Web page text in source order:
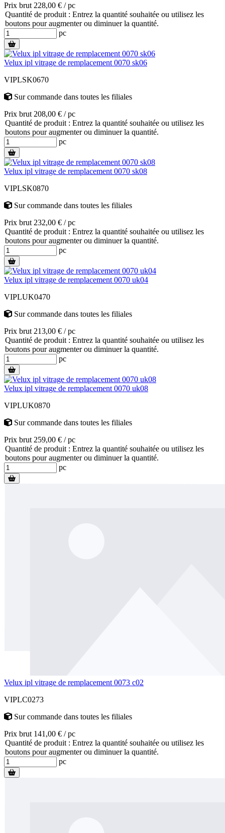
Prix brut 228,00 € / pc
Quantité de produit : Entrez la quantité souhaitée ou utilisez les
boutons pour augmenter ou diminuer la quantité.
pc
Velux ipl vitrage de remplacement 0070 sk06
VIPLSK0670
Sur commande dans toutes les filiales
Prix brut 208,00 € / pc
Quantité de produit : Entrez la quantité souhaitée ou utilisez les
boutons pour augmenter ou diminuer la quantité.
pc
Velux ipl vitrage de remplacement 0070 sk08
VIPLSK0870
Sur commande dans toutes les filiales
Prix brut 232,00 € / pc
Quantité de produit : Entrez la quantité souhaitée ou utilisez les
boutons pour augmenter ou diminuer la quantité.
pc
Velux ipl vitrage de remplacement 0070 uk04
VIPLUK0470
Sur commande dans toutes les filiales
Prix brut 213,00 € / pc
Quantité de produit : Entrez la quantité souhaitée ou utilisez les
boutons pour augmenter ou diminuer la quantité.
pc
Velux ipl vitrage de remplacement 0070 uk08
VIPLUK0870
Sur commande dans toutes les filiales
Prix brut 259,00 € / pc
Quantité de produit : Entrez la quantité souhaitée ou utilisez les
boutons pour augmenter ou diminuer la quantité.
pc
Velux ipl vitrage de remplacement 0073 c02
VIPLC0273
Sur commande dans toutes les filiales
Prix brut 141,00 € / pc
Quantité de produit : Entrez la quantité souhaitée ou utilisez les
boutons pour augmenter ou diminuer la quantité.
pc